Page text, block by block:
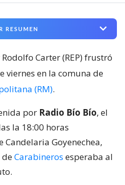
RESUMEN
Carter (REP) frustró
viernes en la comuna de
(RM).
por Radio Bío Bío, el
la 18:00 horas
Candelaria Goyenechea,
Carabineros esperaba al